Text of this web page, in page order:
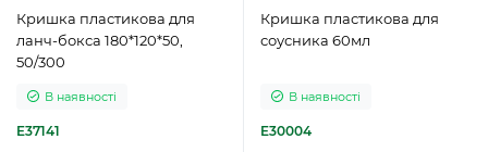
Кришка пластикова для
ланч-бокса 180*120*50,
50/300
В наявності
E37141
Кришка пластикова для
соусника 60мл
В наявності
E30004